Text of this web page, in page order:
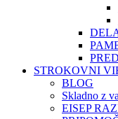
STROKOVNI
BLOG
Skladno z
EISEP